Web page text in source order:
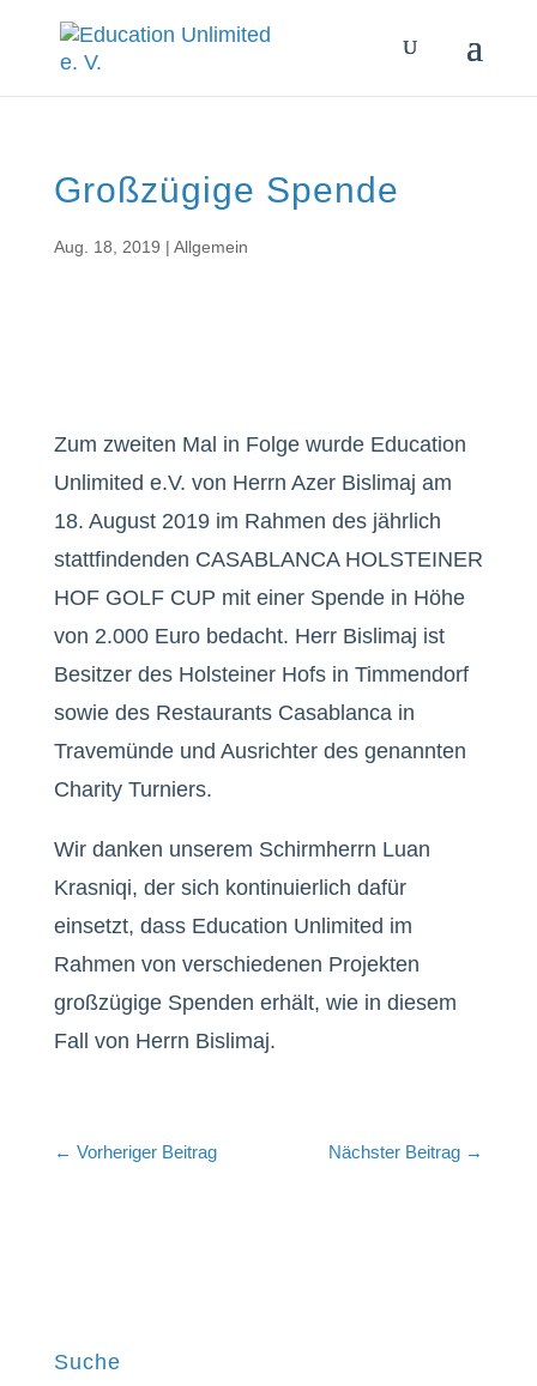
Großzügige Spende
Aug. 18, 2019 | Allgemein
Zum zweiten Mal in Folge wurde Education
Unlimited e.V. von Herrn Azer Bislimaj am
18. August 2019 im Rahmen des jährlich
stattfindenden CASABLANCA HOLSTEINER
HOF GOLF CUP mit einer Spende in Höhe
von 2.000 Euro bedacht. Herr Bislimaj ist
Besitzer des Holsteiner Hofs in Timmendorf
sowie des Restaurants Casablanca in
Travemünde und Ausrichter des genannten
Charity Turniers.
Wir danken unserem Schirmherrn Luan
Krasniqi, der sich kontinuierlich dafür
einsetzt, dass Education Unlimited im
Rahmen von verschiedenen Projekten
großzügige Spenden erhält, wie in diesem
Fall von Herrn Bislimaj.
← Vorheriger Beitrag Nächster Beitrag →
Suche